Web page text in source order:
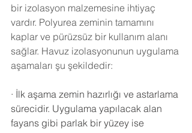
bir izolasyon malzemesine ihtiyaç
vardır. Polyurea zeminin tamamını
kaplar ve pürüzsüz bir kullanım alanı
sağlar. Havuz izolasyonunun uygulama
aşamaları şu şekildedir:
· İlk aşama zemin hazırlığı ve astarlama
sürecidir. Uygulama yapılacak alan
fayans gibi parlak bir yüzey ise